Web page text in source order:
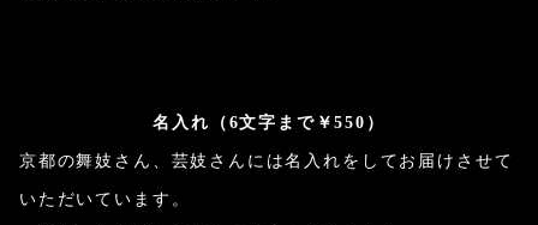
名入れ（6文字まで￥550）
京都の舞妓さん、芸妓さんには名入れをしてお届けさせて
いただいています。